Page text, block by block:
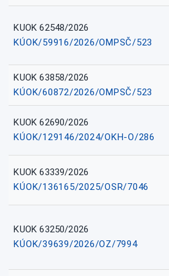
KUOK 62548/2026
KÚOK/59916/2026/OMPSČ/523
KUOK 63858/2026
KÚOK/60872/2026/OMPSČ/523
KUOK 62690/2026
KÚOK/129146/2024/OKH-O/286
KUOK 63339/2026
KÚOK/136165/2025/OSR/7046
KUOK 63250/2026
KÚOK/39639/2026/OZ/7994